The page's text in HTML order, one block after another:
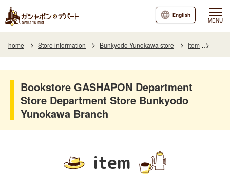
MENU
English
home Store information Bunkyodo Yunokawa store Item
Bookstore GASHAPON Department
Store Department Store Bunkyodo
Yunokawa Branch
item